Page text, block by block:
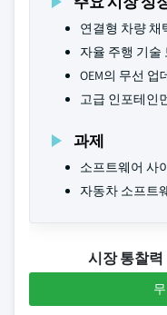
연결형 차량 채
자율 주행 기술
OEM의 무선 업
고급 인포테인
과제
소프트웨어 사
자동차 소프트
시장 통찰